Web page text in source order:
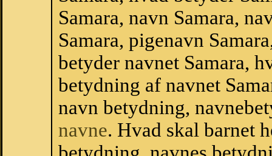
Samara, navn Samara,
Samara, pigenavn
betyder navnet Samara,
betydning af navnet
navn betydning,
navne. Hvad skal barnet